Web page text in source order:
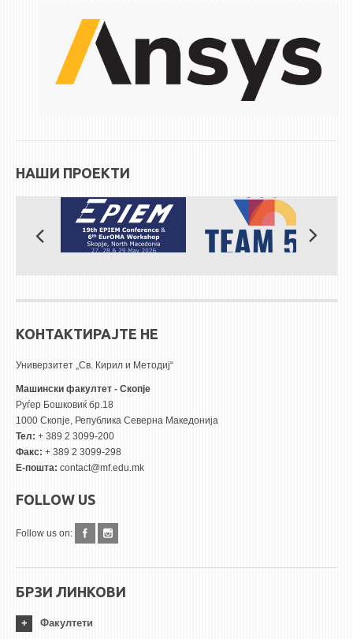
НАШИ ПРОЕКТИ
КОНТАКТИРАЈТЕ НЕ
Универзитет „Св. Кирил и Методиј“
Машински факултет - Скопје
Руѓер Бошковиќ бр.18
1000 Скопје, Република Северна Македонија
Тел: + 389 2 3099-200
Факс: + 389 2 3099-298
Е-пошта: contact@mf.edu.mk
FOLLOW US
Follow us on:
БРЗИ ЛИНКОВИ
Факултети